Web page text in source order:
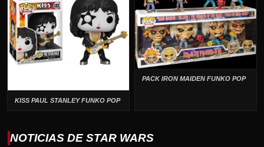
KISS PAUL STANLEY FUNKO POP
PACK IRON MAIDEN FUNKO POP
NOTICIAS DE STAR WARS